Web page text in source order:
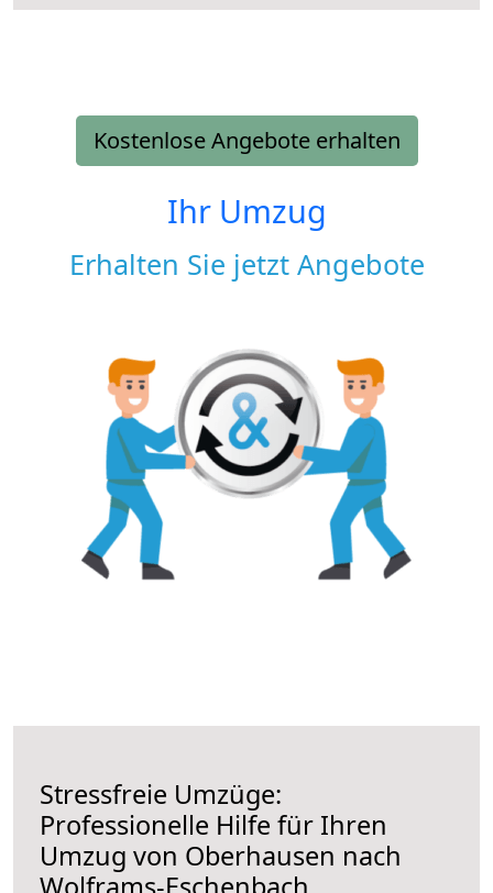
Kostenlose Angebote erhalten
Ihr Umzug
Erhalten Sie jetzt Angebote
Stressfreie Umzüge:
Professionelle Hilfe für Ihren
Umzug von Oberhausen nach